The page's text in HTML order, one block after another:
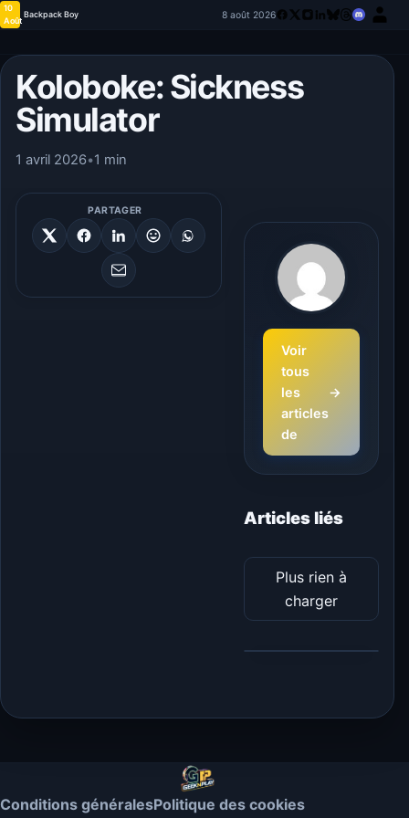
10
Août
Backpack Boy 8 août 2026
Koloboke: Sickness
Simulator
1 avril 2026•1 min
PARTAGER
Voir
tous
les
articles
de
→
Articles liés
Plus rien à
charger
Conditions généralesPolitique des cookies